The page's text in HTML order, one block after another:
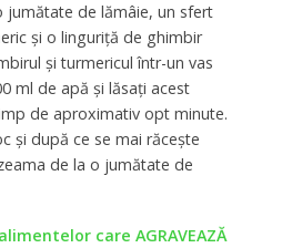
jumătate de lămâie, un sfert
şi o linguriţă de ghimbir
şi turmericul într-un vas
ml de apă şi lăsaţi acest
de aproximativ opt minute.
şi după ce se mai răceşte
de la o jumătate de
care AGRAVEAZĂ